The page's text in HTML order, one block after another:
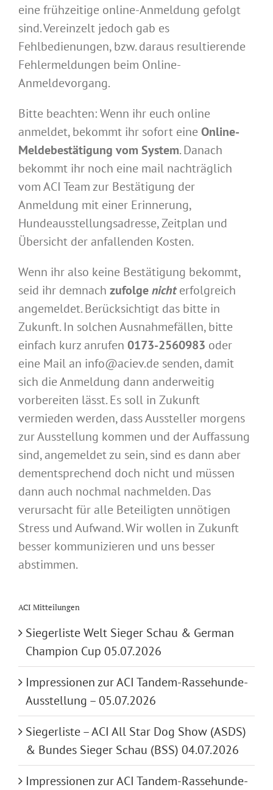
eine frühzeitige online-Anmeldung gefolgt
sind. Vereinzelt jedoch gab es
Fehlbedienungen, bzw. daraus resultierende
Fehlermeldungen beim Online-
Anmeldevorgang.
Bitte beachten: Wenn ihr euch online
anmeldet, bekommt ihr sofort eine Online-
Meldebestätigung vom System. Danach
bekommt ihr noch eine mail nachträglich
vom ACI Team zur Bestätigung der
Anmeldung mit einer Erinnerung,
Hundeausstellungsadresse, Zeitplan und
Übersicht der anfallenden Kosten.
Wenn ihr also keine Bestätigung bekommt,
seid ihr demnach zufolgenicht erfolgreich
angemeldet. Berücksichtigt das bitte in
Zukunft. In solchen Ausnahmefällen, bitte
einfach kurz anrufen 0173-2560983 oder
eine Mail an info@aciev.de senden, damit
sich die Anmeldung dann anderweitig
vorbereiten lässt. Es soll in Zukunft
vermieden werden, dass Aussteller morgens
zur Ausstellung kommen und der Auffassung
sind, angemeldet zu sein, sind es dann aber
dementsprechend doch nicht und müssen
dann auch nochmal nachmelden. Das
verursacht für alle Beteiligten unnötigen
Stress und Aufwand. Wir wollen in Zukunft
besser kommunizieren und uns besser
abstimmen.
ACI Mitteilungen
Siegerliste Welt Sieger Schau & German
Champion Cup 05.07.2026
Impressionen zur ACI Tandem-Rassehunde-
Ausstellung – 05.07.2026
Siegerliste – ACI All Star Dog Show (ASDS)
& Bundes Sieger Schau (BSS) 04.07.2026
Impressionen zur ACI Tandem-Rassehunde-